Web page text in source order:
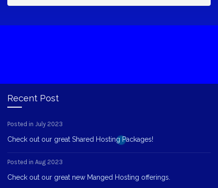
Recent Post
Posted in July 2023
Check out our great Shared Hosting Packages!
Posted in Aug 2023
Check out our great new Manged Hosting offerings.